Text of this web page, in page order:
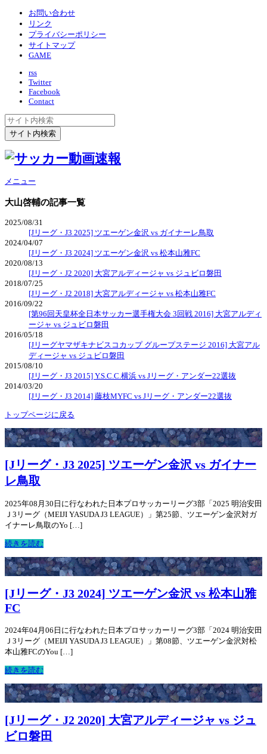
お問い合わせ
リンク
プライバシーポリシー
サイトマップ
GAME
rss
Twitter
Facebook
Contact
メニュー
大山啓輔の記事一覧
2025/08/31
[Jリーグ・J3 2025] ツエーゲン金沢 vs ガイナーレ鳥取
2024/04/07
[Jリーグ・J3 2024] ツエーゲン金沢 vs 松本山雅FC
2020/08/13
[Jリーグ・J2 2020] 大宮アルディージャ vs ジュビロ磐田
2018/07/25
[Jリーグ・J2 2018] 大宮アルディージャ vs 松本山雅FC
2016/09/22
[第96回天皇杯全日本サッカー選手権大会 3回戦 2016] 大宮アルディ
ージャ vs ジュビロ磐田
2016/05/18
[Jリーグヤマザキナビスコカップ グループステージ 2016] 大宮アル
ディージャ vs ジュビロ磐田
2015/08/10
[Jリーグ・J3 2015] Y.S.C.C.横浜 vs Jリーグ・アンダー22選抜
2014/03/20
[Jリーグ・J3 2014] 藤枝MYFC vs Jリーグ・アンダー22選抜
トップページに戻る
[Jリーグ・J3 2025] ツエーゲン金沢 vs ガイナー
レ鳥取
2025年08月30日に行なわれた日本プロサッカーリーグ3部「2025 明治安田
Ｊ3リーグ（MEIJI YASUDA J3 LEAGUE）」第25節、ツエーゲン金沢対ガ
イナーレ鳥取のYo […]
続きを読む
[Jリーグ・J3 2024] ツエーゲン金沢 vs 松本山雅
FC
2024年04月06日に行なわれた日本プロサッカーリーグ3部「2024 明治安田
Ｊ3リーグ（MEIJI YASUDA J3 LEAGUE）」第08節、ツエーゲン金沢対松
本山雅FCのYou […]
続きを読む
[Jリーグ・J2 2020] 大宮アルディージャ vs ジュ
ビロ磐田